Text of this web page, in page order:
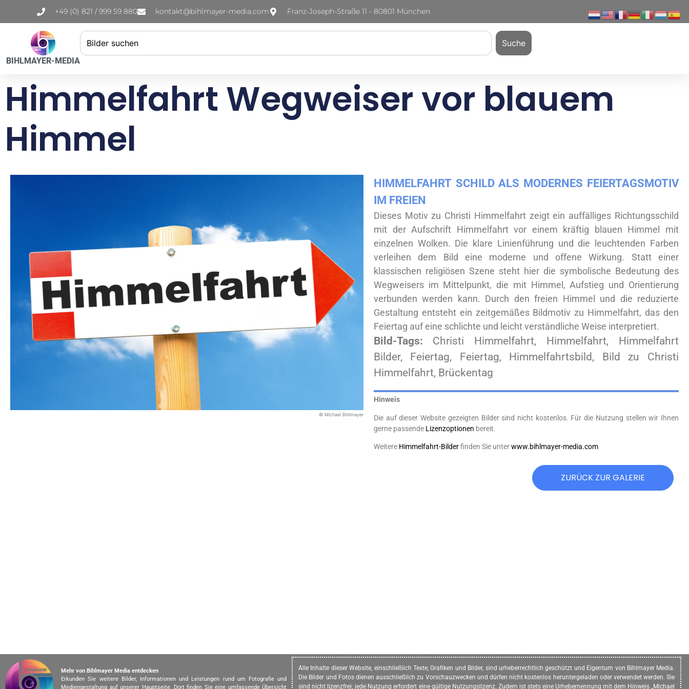
+49 (0) 821 / 999 59 880 kontakt@bihlmayer-media.com Franz-Joseph-Straße 11 - 80801 München
BIHLMAYER-MEDIA
Suche
Himmelfahrt Wegweiser vor blauem
Himmel
© Michael Bihlmayer
HIMMELFAHRT SCHILD ALS MODERNES FEIERTAGSMOTIV
IM FREIEN
Dieses Motiv zu Christi Himmelfahrt zeigt ein auffälliges Richtungsschild
mit der Aufschrift Himmelfahrt vor einem kräftig blauen Himmel mit
einzelnen Wolken. Die klare Linienführung und die leuchtenden Farben
verleihen dem Bild eine moderne und offene Wirkung. Statt einer
klassischen religiösen Szene steht hier die symbolische Bedeutung des
Wegweisers im Mittelpunkt, die mit Himmel, Aufstieg und Orientierung
verbunden werden kann. Durch den freien Himmel und die reduzierte
Gestaltung entsteht ein zeitgemäßes Bildmotiv zu Himmelfahrt, das den
Feiertag auf eine schlichte und leicht verständliche Weise interpretiert.
Bild-Tags: Christi Himmelfahrt, Himmelfahrt, Himmelfahrt
Bilder, Feiertag, Feiertag, Himmelfahrtsbild, Bild zu Christi
Himmelfahrt, Brückentag
Hinweis
Die auf dieser Website gezeigten Bilder sind nicht kostenlos. Für die Nutzung stellen wir Ihnen
gerne passende Lizenzoptionen bereit.
Weitere Himmelfahrt-Bilderfinden Sie unterwww.bihlmayer-media.com
ZURÜCK ZUR GALERIE
Mehr von Bihlmayer Media entdecken
Erkunden Sie weitere Bilder, Informationen und Leistungen rund um Fotografie und
Mediengestaltung auf unserer Hauptseite. Dort finden Sie eine umfassende Übersicht
Alle Inhalte dieser Website, einschließlich Texte, Grafiken und Bilder, sind urheberrechtlich geschützt und Eigentum von Bihlmayer Media.
Die Bilder und Fotos dienen ausschließlich zu Vorschauzwecken und dürfen nicht kostenlos heruntergeladen oder verwendet werden. Sie
sind nicht lizenzfrei; jede Nutzung erfordert eine gültige Nutzungslizenz. Zudem ist stets eine Urhebernennung mit dem Hinweis „Michael